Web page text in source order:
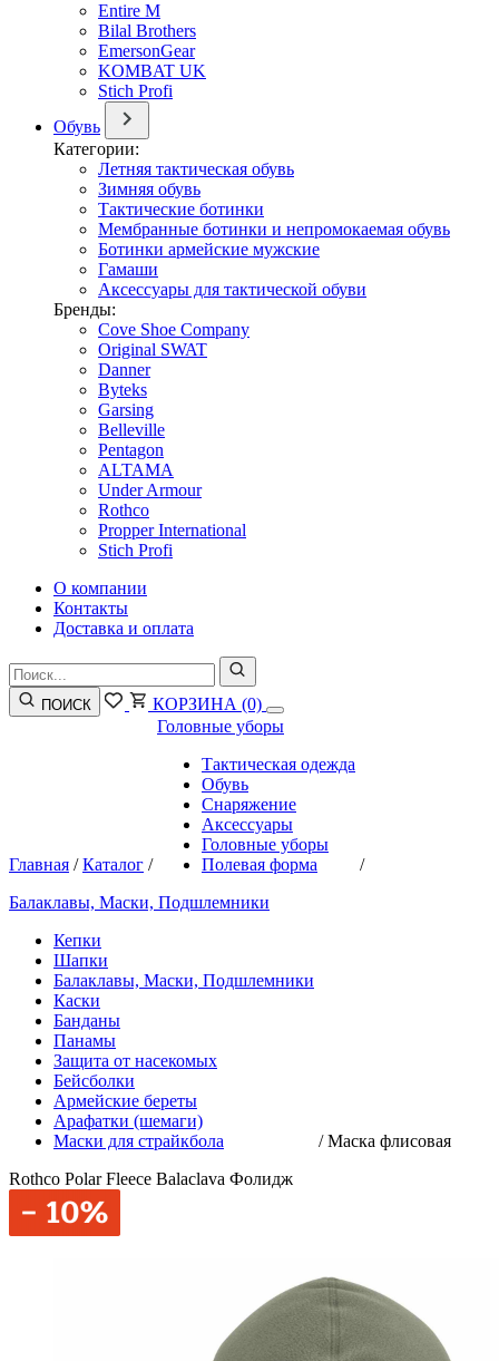
Entire M
Bilal Brothers
EmersonGear
KOMBAT UK
Stich Profi
Обувь
Категории:
Летняя тактическая обувь
Зимняя обувь
Тактические ботинки
Мембранные ботинки и непромокаемая обувь
Ботинки армейские мужские
Гамаши
Аксессуары для тактической обуви
Бренды:
Cove Shoe Company
Original SWAT
Danner
Byteks
Garsing
Belleville
Pentagon
ALTAMA
Under Armour
Rothco
Propper International
Stich Profi
О компании
Контакты
Доставка и оплата
ПОИСК КОРЗИНА (0)
Главная /Каталог /
Головные уборы
Тактическая одежда
Обувь
Снаряжение
Аксессуары
Головные уборы
Полевая форма
/
Балаклавы, Маски, Подшлемники
Кепки
Шапки
Балаклавы, Маски, Подшлемники
Каски
Банданы
Панамы
Защита от насекомых
Бейсболки
Армейские береты
Арафатки (шемаги)
Маски для страйкбола
/Маска флисовая
Rothco Polar Fleece Balaclava Фолидж